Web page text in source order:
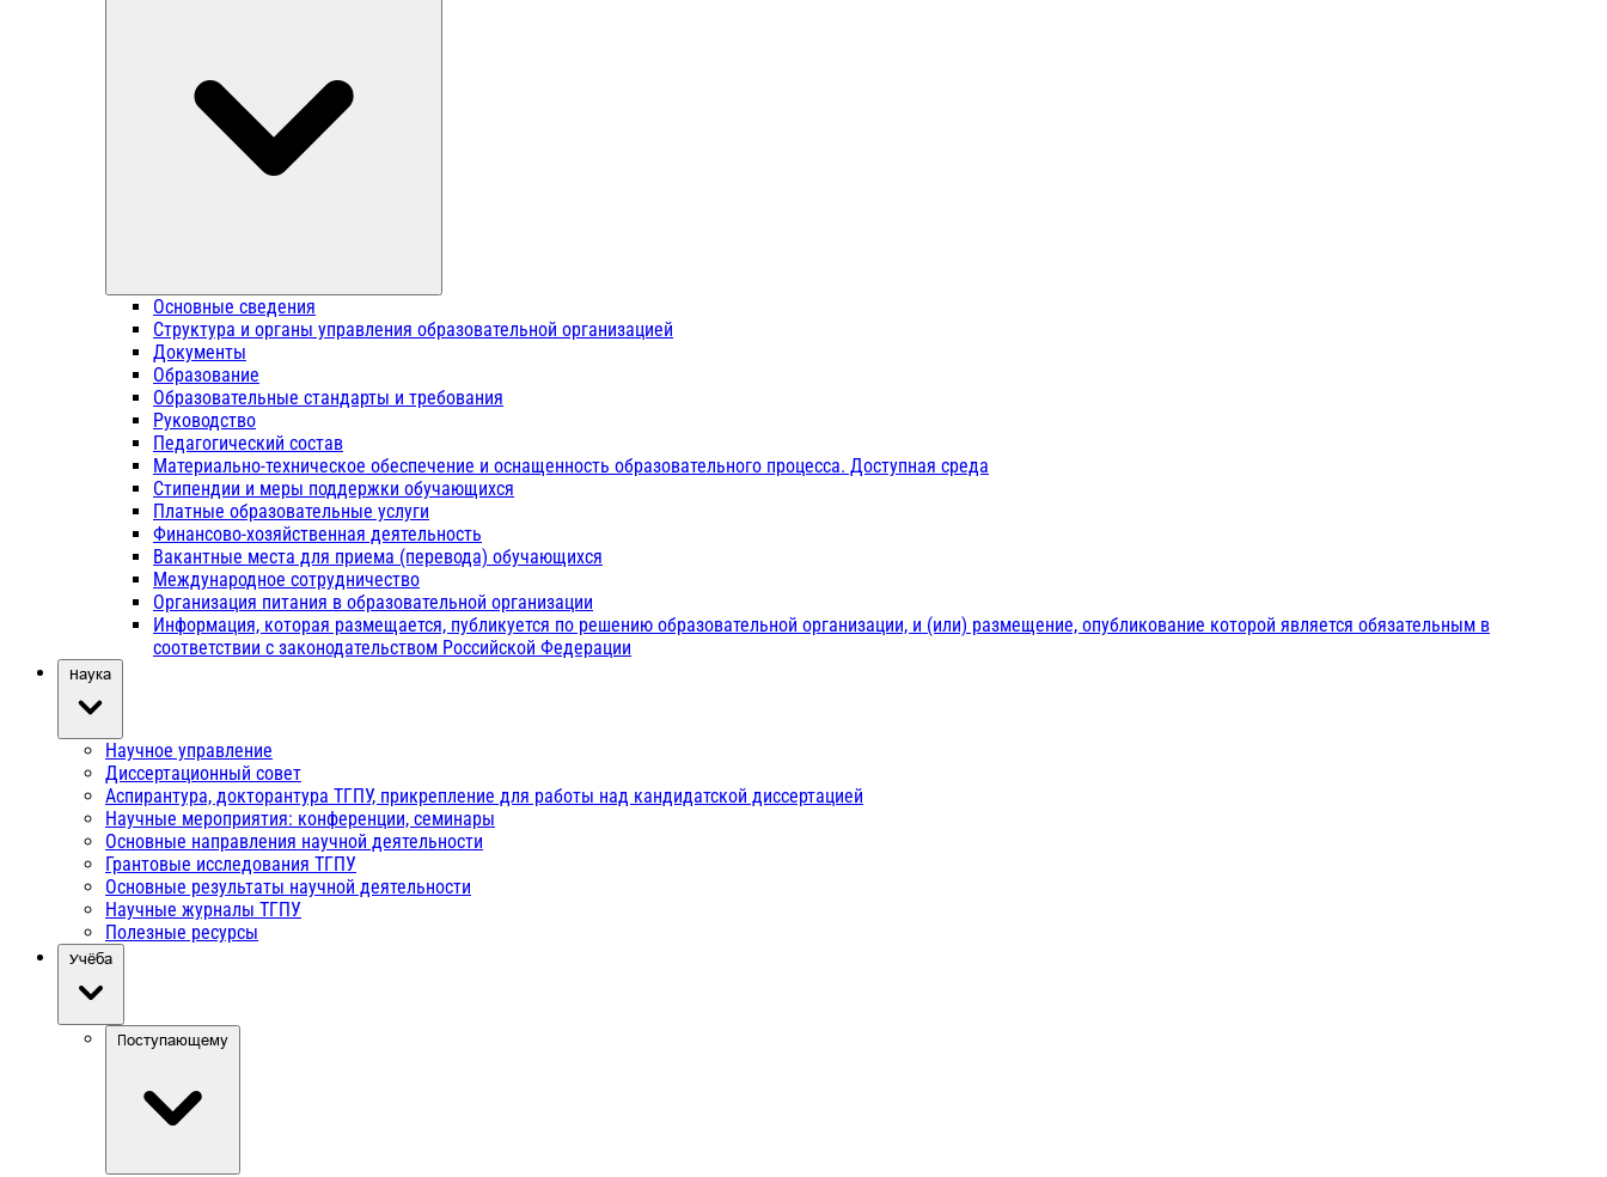
Основные сведения
Структура и органы управления образовательной организацией
Документы
Образование
Образовательные стандарты и требования
Руководство
Педагогический состав
Материально-техническое обеспечение и оснащенность образовательного процесса. Доступная среда
Стипендии и меры поддержки обучающихся
Платные образовательные услуги
Финансово-хозяйственная деятельность
Вакантные места для приема (перевода) обучающихся
Международное сотрудничество
Организация питания в образовательной организации
Информация, которая размещается, публикуется по решению образовательной организации, и (или) размещение, опубликование которой является обязательным в
соответствии с законодательством Российской Федерации
Наука
Научное управление
Диссертационный совет
Аспирантура, докторантура ТГПУ, прикрепление для работы над кандидатской диссертацией
Научные мероприятия: конференции, семинары
Основные направления научной деятельности
Грантовые исследования ТГПУ
Основные результаты научной деятельности
Научные журналы ТГПУ
Полезные ресурсы
Учёба
Поступающему